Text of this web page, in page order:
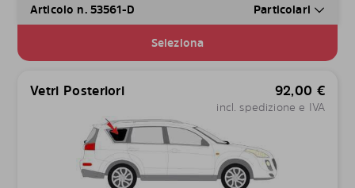
Articolo n. 53561-D Particolari
Seleziona
Vetri Posteriori 92,00 €
incl. spedizione e IVA